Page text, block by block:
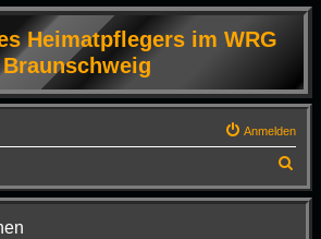
Heimatpflegers im WRG
Braunschweig
Anmelden
u